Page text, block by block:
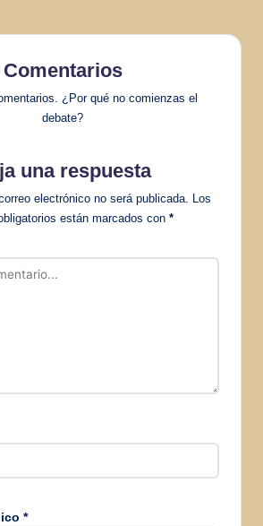
Comentarios
¿Por qué no comienzas el
debate?
una respuesta
electrónico no será publicada.
Los
están marcados con *
*